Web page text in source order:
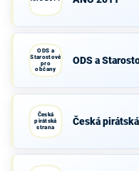
ODS a
Starostové
pro
občany
ODS a
Česká
pirátská
strana
Česká